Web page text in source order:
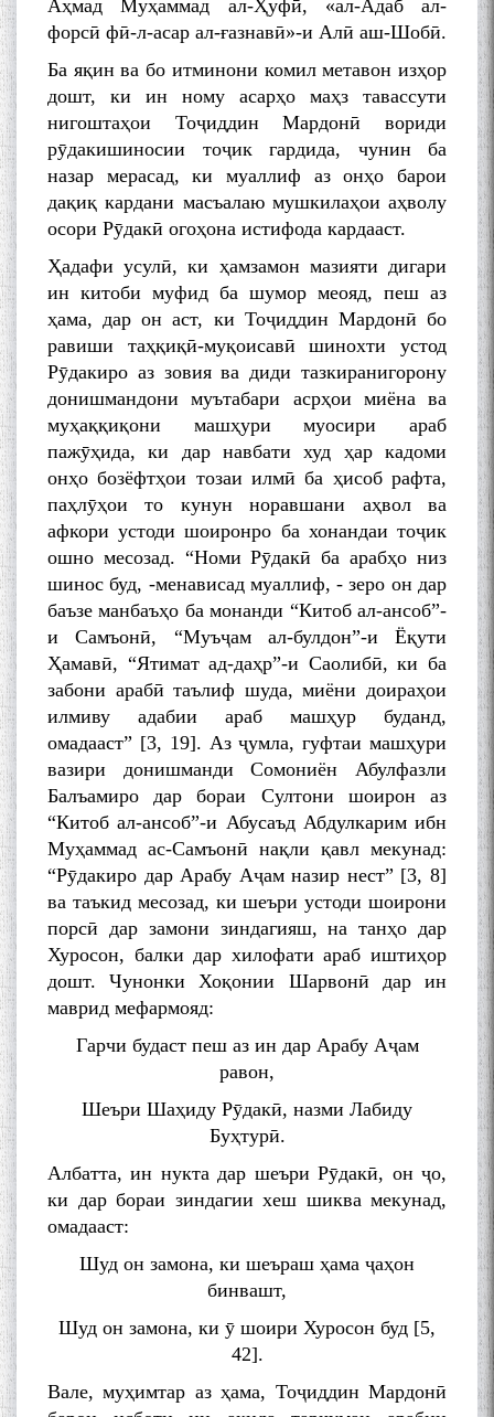
Аҳмад Муҳаммад ал-Ҳуфӣ, «ал-Адаб ал-
форсӣ фӣ-л-асар ал-ғазнавӣ»-и Алӣ аш-Шобӣ.
Ба яқин ва бо итминони комил метавон изҳор
дошт, ки ин ному асарҳо маҳз тавассути
нигоштаҳои Тоҷиддин Мардонӣ вориди
рӯдакишиносии тоҷик гардида, чунин ба
назар мерасад, ки муаллиф аз онҳо барои
дақиқ кардани масъалаю мушкилаҳои аҳволу
осори Рӯдакӣ огоҳона истифода кардааст.
Ҳадафи усулӣ, ки ҳамзамон мазияти дигари
ин китоби муфид ба шумор меояд, пеш аз
ҳама, дар он аст, ки Тоҷиддин Мардонӣ бо
равиши таҳқиқӣ-муқоисавӣ шинохти устод
Рӯдакиро аз зовия ва диди тазкиранигорону
донишмандони муътабари асрҳои миёна ва
муҳаққиқони машҳури муосири араб
пажӯҳида, ки дар навбати худ ҳар кадоми
онҳо бозёфтҳои тозаи илмӣ ба ҳисоб рафта,
паҳлӯҳои то кунун норавшани аҳвол ва
афкори устоди шоиронро ба хонандаи тоҷик
ошно месозад. “Номи Рӯдакӣ ба арабҳо низ
шинос буд, -менависад муаллиф, - зеро он дар
баъзе манбаъҳо ба монанди “Китоб ал-ансоб”-
и Самъонӣ, “Муъҷам ал-булдон”-и Ёқути
Ҳамавӣ, “Ятимат ад-даҳр”-и Саолибӣ, ки ба
забони арабӣ таълиф шуда, миёни доираҳои
илмиву адабии араб машҳур буданд,
омадааст” [3, 19]. Аз ҷумла, гуфтаи машҳури
вазири донишманди Сомониён Абулфазли
Балъамиро дар бораи Султони шоирон аз
“Китоб ал-ансоб”-и Абусаъд Абдулкарим ибн
Муҳаммад ас-Самъонӣ нақли қавл мекунад:
“Рӯдакиро дар Арабу Аҷам назир нест” [3, 8]
ва таъкид месозад, ки шеъри устоди шоирони
порсӣ дар замони зиндагияш, на танҳо дар
Хуросон, балки дар хилофати араб иштиҳор
дошт. Чунонки Хоқонии Шарвонӣ дар ин
маврид мефармояд:
Гарчи будаст пеш аз ин дар Арабу Аҷам
равон,
Шеъри Шаҳиду Рӯдакӣ, назми Лабиду
Буҳтурӣ.
Албатта, ин нукта дар шеъри Рӯдакӣ, он ҷо,
ки дар бораи зиндагии хеш шиква мекунад,
омадааст:
Шуд он замона, ки шеъраш ҳама ҷаҳон
бинвашт,
Шуд он замона, ки ӯ шоири Хуросон буд [5,
42].
Вале, муҳимтар аз ҳама, Тоҷиддин Мардонӣ